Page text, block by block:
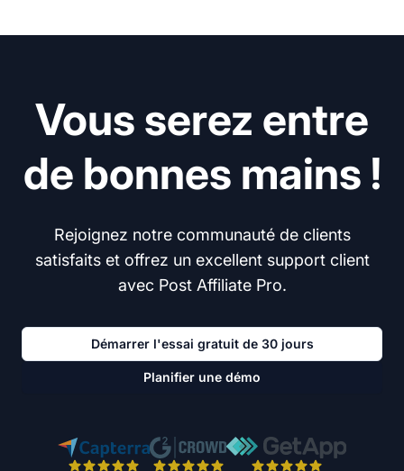
Vous serez entre
de bonnes mains !
Rejoignez notre communauté de clients
satisfaits et offrez un excellent support client
avec Post Affiliate Pro.
Démarrer l'essai gratuit de 30 jours
Planifier une démo